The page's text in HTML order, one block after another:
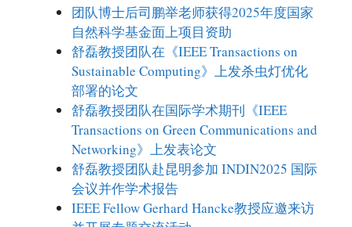
团队博士后司鹏举老师获得2025年度国家
自然科学基金面上项目资助
舒磊教授团队在《IEEE Transactions on
Sustainable Computing》上发杀虫灯优化
部署的论文
舒磊教授团队在国际学术期刊《IEEE
Transactions on Green Communications and
Networking》上发表论文
舒磊教授团队赴昆明参加 INDIN2025 国际
会议并作学术报告
IEEE Fellow Gerhard Hancke教授应邀来访